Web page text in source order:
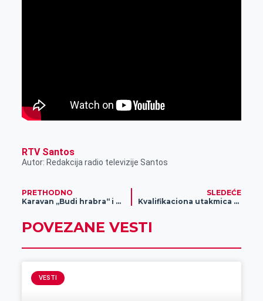
RTV Santos
Autor: Redakcija radio televizije Santos
PRETHODNO
Karavan „Budi hrabra“ i u Zrenjaninu
SLEDEĆE
Kvalifikaciona utakmica u Zrenjaninu- Srbija i Turska u brobri za Evropsko prvenstvo
POVEZANE VESTI
VESTI